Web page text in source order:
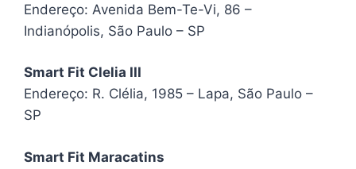
Endereço: Avenida Bem-Te-Vi, 86 –
Indianópolis, São Paulo – SP
Smart Fit Clelia III
Endereço: R. Clélia, 1985 – Lapa, São Paulo –
SP
Smart Fit Maracatins